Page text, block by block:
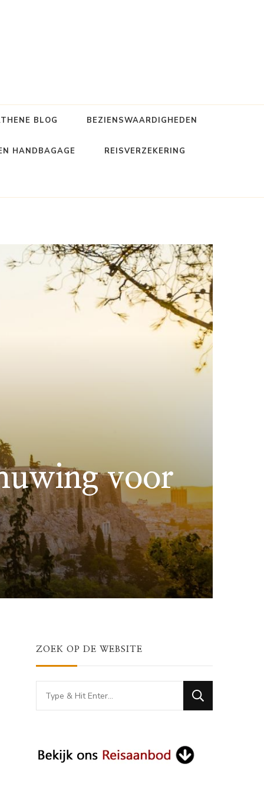
BLOG BEZIENSWAARDIGHEDEN
HANDBAGAGE REISVERZEKERING
voor
ZOEK OP DE WEBSITE
Looking
for